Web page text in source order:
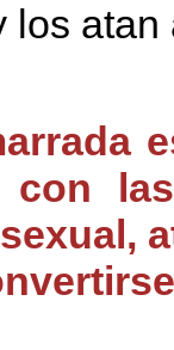
los
con